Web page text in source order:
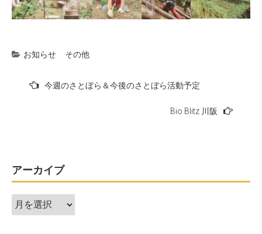
お知らせ その他
ー
シ
ョ
今週のさとぼら＆今後のさとぼら活動予定
Bio Blitz 川阪
アーカイブ
ア
ー